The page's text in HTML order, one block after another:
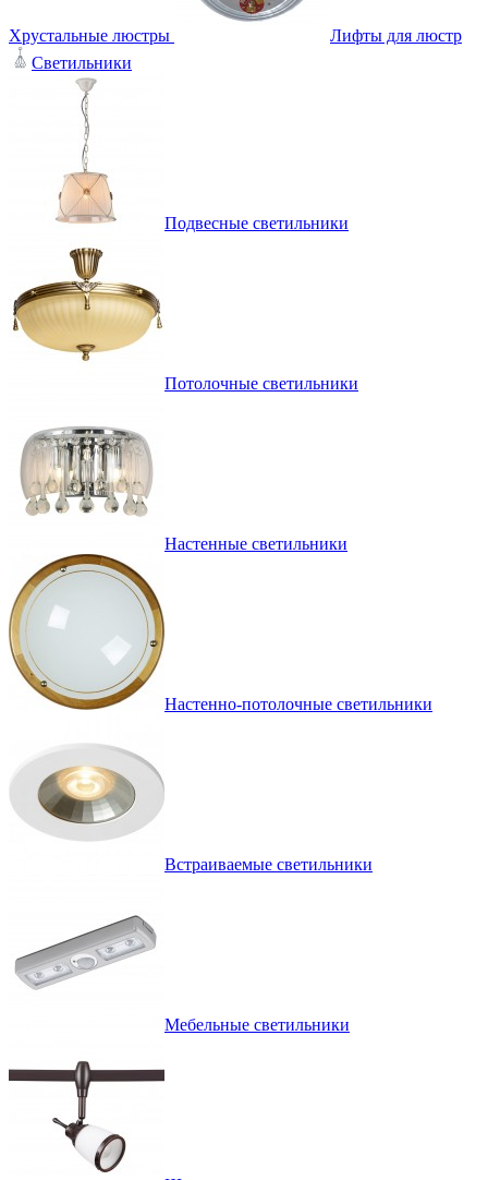
Хрустальные люстры
Лифты для люстр
Светильники
Подвесные светильники
Потолочные светильники
Настенные светильники
Настенно-потолочные светильники
Встраиваемые светильники
Мебельные светильники